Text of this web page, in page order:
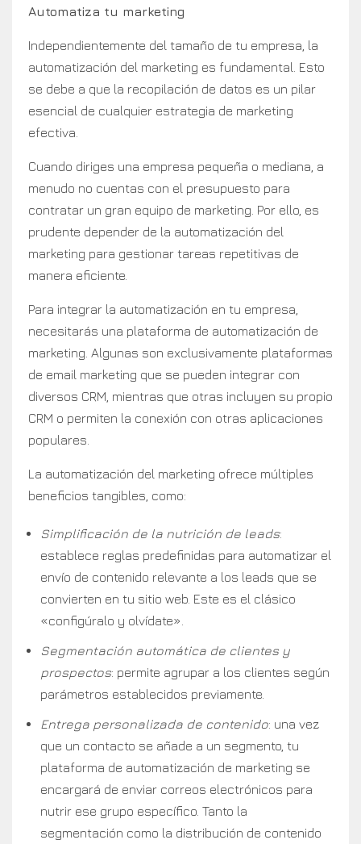
Automatiza tu marketing
Independientemente del tamaño de tu empresa, la
automatización del marketing es fundamental. Esto
se debe a que la recopilación de datos es un pilar
esencial de cualquier estrategia de marketing
efectiva.
Cuando diriges una empresa pequeña o mediana, a
menudo no cuentas con el presupuesto para
contratar un gran equipo de marketing. Por ello, es
prudente depender de la automatización del
marketing para gestionar tareas repetitivas de
manera eficiente.
Para integrar la automatización en tu empresa,
necesitarás una plataforma de automatización de
marketing. Algunas son exclusivamente plataformas
de email marketing que se pueden integrar con
diversos CRM, mientras que otras incluyen su propio
CRM o permiten la conexión con otras aplicaciones
populares.
La automatización del marketing ofrece múltiples
beneficios tangibles, como:
Simplificación de la nutrición de leads:
establece reglas predefinidas para automatizar el
envío de contenido relevante a los leads que se
convierten en tu sitio web. Este es el clásico
«configúralo y olvídate».
Segmentación automática de clientes y
prospectos: permite agrupar a los clientes según
parámetros establecidos previamente.
Entrega personalizada de contenido: una vez
que un contacto se añade a un segmento, tu
plataforma de automatización de marketing se
encargará de enviar correos electrónicos para
nutrir ese grupo específico. Tanto la
segmentación como la distribución de contenido